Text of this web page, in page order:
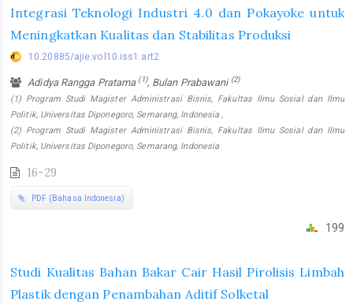
Integrasi Teknologi Industri 4.0 dan Pokayoke untuk
Meningkatkan Kualitas dan Stabilitas Produksi
10.20885/ajie.vol10.iss1.art2
Adidya Rangga Pratama (1), Bulan Prabawani (2)
(1) Program Studi Magister Administrasi Bisnis, Fakultas Ilmu Sosial dan Ilmu
Politik, Universitas Diponegoro, Semarang, Indonesia ,
(2) Program Studi Magister Administrasi Bisnis, Fakultas Ilmu Sosial dan Ilmu
Politik, Universitas Diponegoro, Semarang, Indonesia
16-29
PDF (Bahasa Indonesia)
199
Studi Kualitas Bahan Bakar Cair Hasil Pirolisis Limbah
Plastik dengan Penambahan Aditif Solketal